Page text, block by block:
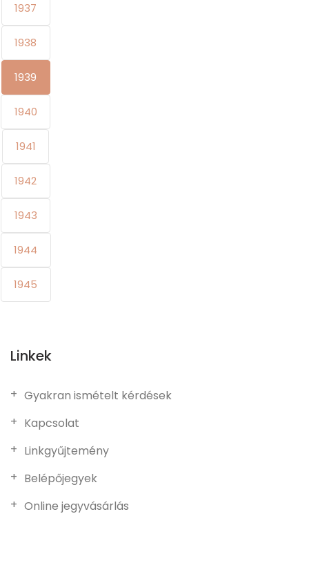
1937
1938
1939
1940
1941
1942
1943
1944
1945
Linkek
Gyakran ismételt kérdések
Kapcsolat
Linkgyűjtemény
Belépőjegyek
Online jegyvásárlás